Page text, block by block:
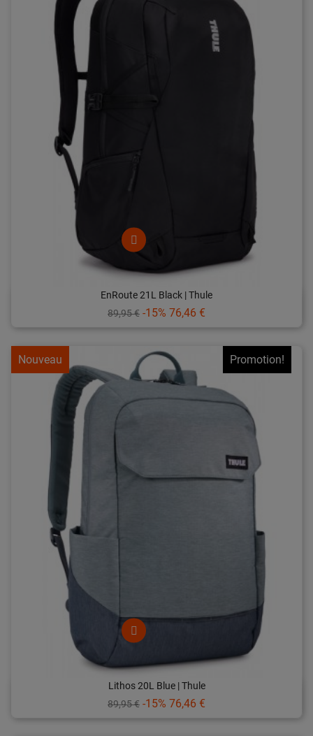
EnRoute 21L Black | Thule
Prix
89,95 € -15% Prix
76,46 €
Promotion!
Lithos 20L Blue | Thule
Prix
89,95 € -15% Prix
76,46 €
Nouveau